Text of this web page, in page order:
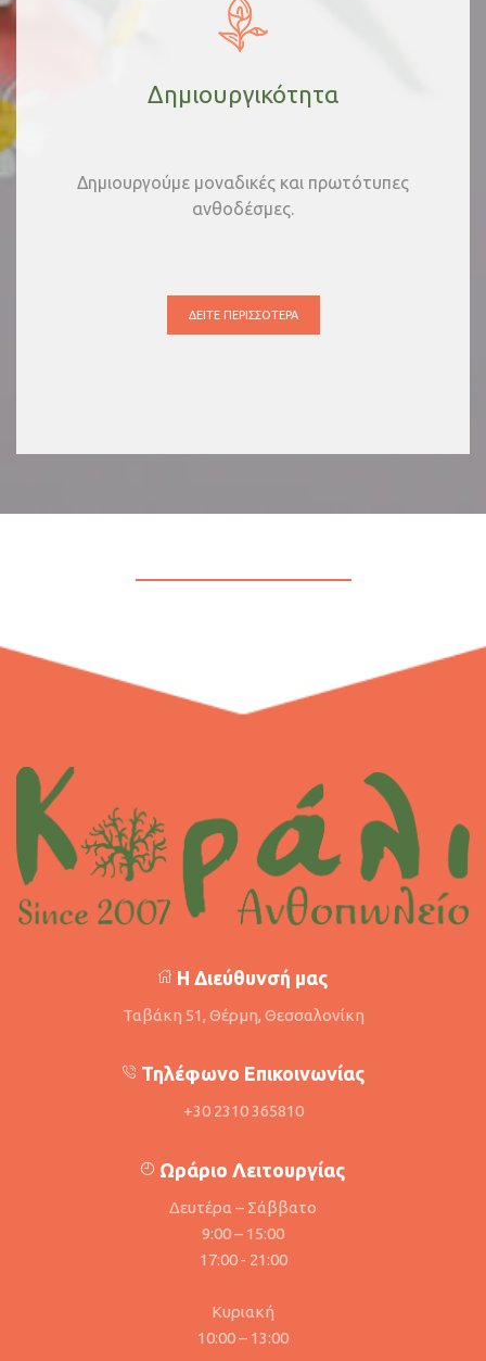
Δημιουργικότητα
Δημιουργούμε μοναδικές και πρωτότυπες
ανθοδέσμες.
ΔΕΊΤΕ ΠΕΡΙΣΣΌΤΕΡΑ
Η Διεύθυνσή μας
Ταβάκη 51, Θέρμη, Θεσσαλονίκη
Τηλέφωνο Επικοινωνίας
+30 2310 365810
Ωράριο Λειτουργίας
Δευτέρα – Σάββατο
9:00 – 15:00
17:00 - 21:00
Κυριακή
10:00 – 13:00